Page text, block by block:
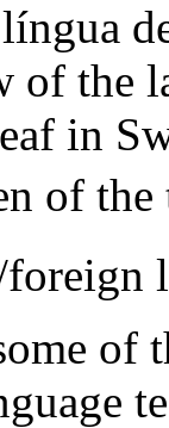
of the
in
of the
of